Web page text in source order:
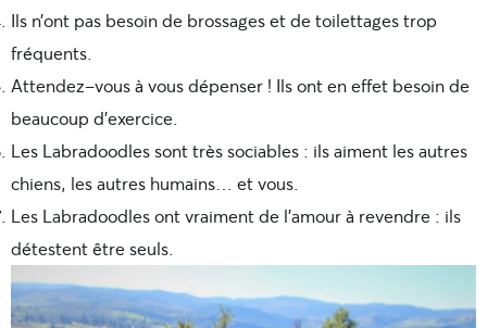
Ils n’ont pas besoin de brossages et de toilettages trop
fréquents.
Attendez-vous à vous dépenser ! Ils ont en effet besoin de
beaucoup d’exercice.
Les Labradoodles sont très sociables : ils aiment les autres
chiens, les autres humains… et vous.
Les Labradoodles ont vraiment de l’amour à revendre : ils
détestent être seuls.